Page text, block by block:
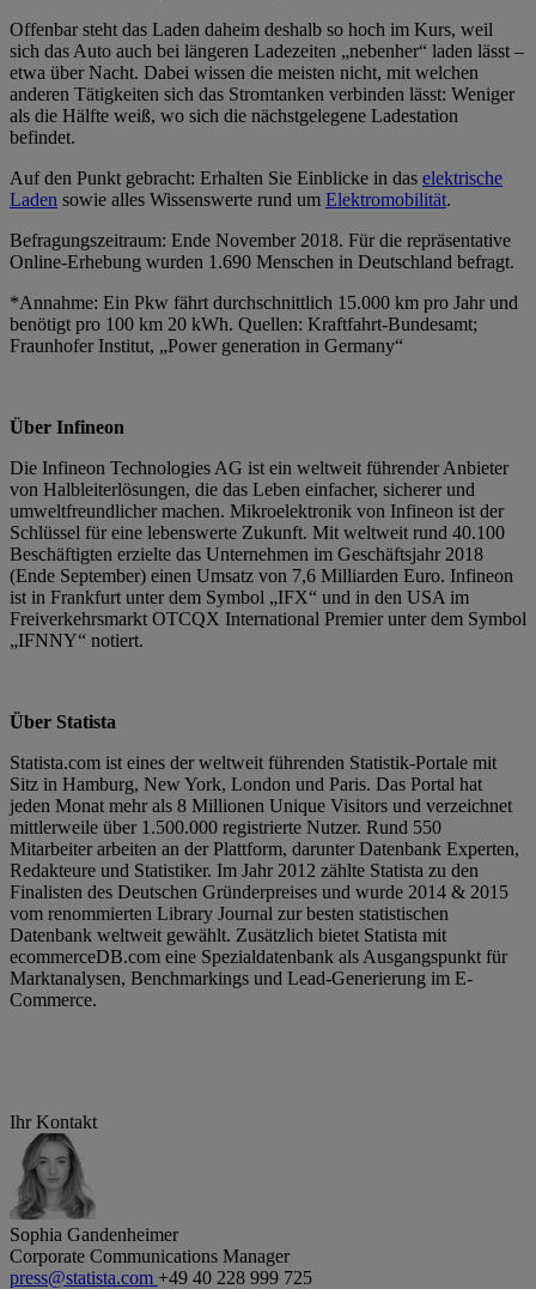
Offenbar steht das Laden daheim deshalb so hoch im Kurs, weil
sich das Auto auch bei längeren Ladezeiten „nebenher“ laden lässt –
etwa über Nacht. Dabei wissen die meisten nicht, mit welchen
anderen Tätigkeiten sich das Stromtanken verbinden lässt: Weniger
als die Hälfte weiß, wo sich die nächstgelegene Ladestation
befindet.
Auf den Punkt gebracht: Erhalten Sie Einblicke in das elektrische
Laden sowie alles Wissenswerte rund um Elektromobilität.
Befragungszeitraum: Ende November 2018. Für die repräsentative
Online-Erhebung wurden 1.690 Menschen in Deutschland befragt.
*Annahme: Ein Pkw fährt durchschnittlich 15.000 km pro Jahr und
benötigt pro 100 km 20 kWh. Quellen: Kraftfahrt-Bundesamt;
Fraunhofer Institut, „Power generation in Germany“
Über Infineon
Die Infineon Technologies AG ist ein weltweit führender Anbieter
von Halbleiterlösungen, die das Leben einfacher, sicherer und
umweltfreundlicher machen. Mikroelektronik von Infineon ist der
Schlüssel für eine lebenswerte Zukunft. Mit weltweit rund 40.100
Beschäftigten erzielte das Unternehmen im Geschäftsjahr 2018
(Ende September) einen Umsatz von 7,6 Milliarden Euro. Infineon
ist in Frankfurt unter dem Symbol „IFX“ und in den USA im
Freiverkehrsmarkt OTCQX International Premier unter dem Symbol
„IFNNY“ notiert.
Über Statista
Statista.com ist eines der weltweit führenden Statistik-Portale mit
Sitz in Hamburg, New York, London und Paris. Das Portal hat
jeden Monat mehr als 8 Millionen Unique Visitors und verzeichnet
mittlerweile über 1.500.000 registrierte Nutzer. Rund 550
Mitarbeiter arbeiten an der Plattform, darunter Datenbank Experten,
Redakteure und Statistiker. Im Jahr 2012 zählte Statista zu den
Finalisten des Deutschen Gründerpreises und wurde 2014 & 2015
vom renommierten Library Journal zur besten statistischen
Datenbank weltweit gewählt. Zusätzlich bietet Statista mit
ecommerceDB.com eine Spezialdatenbank als Ausgangspunkt für
Marktanalysen, Benchmarkings und Lead-Generierung im E-
Commerce.
Ihr Kontakt
Sophia Gandenheimer
Corporate Communications Manager
press@statista.com +49 40 228 999 725